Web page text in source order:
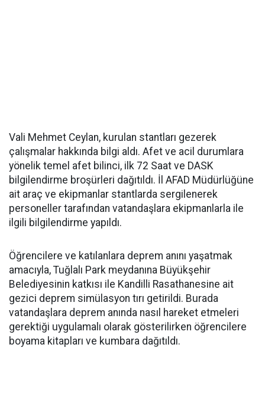
Vali Mehmet Ceylan, kurulan stantları gezerek
çalışmalar hakkında bilgi aldı. Afet ve acil durumlara
yönelik temel afet bilinci, ilk 72 Saat ve DASK
bilgilendirme broşürleri dağıtıldı. İl AFAD Müdürlüğüne
ait araç ve ekipmanlar stantlarda sergilenerek
personeller tarafından vatandaşlara ekipmanlarla ile
ilgili bilgilendirme yapıldı.
Öğrencilere ve katılanlara deprem anını yaşatmak
amacıyla, Tuğlalı Park meydanına Büyükşehir
Belediyesinin katkısı ile Kandilli Rasathanesine ait
gezici deprem simülasyon tırı getirildi. Burada
vatandaşlara deprem anında nasıl hareket etmeleri
gerektiği uygulamalı olarak gösterilirken öğrencilere
boyama kitapları ve kumbara dağıtıldı.